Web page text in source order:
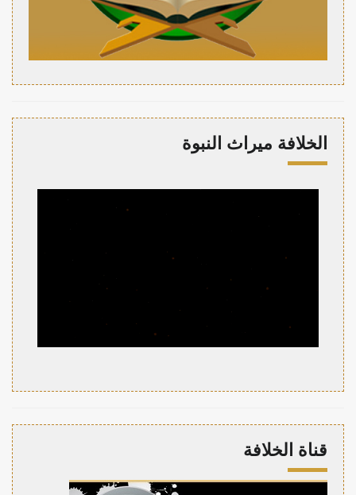
الخلافة ميراث النبوة
قناة الخلافة